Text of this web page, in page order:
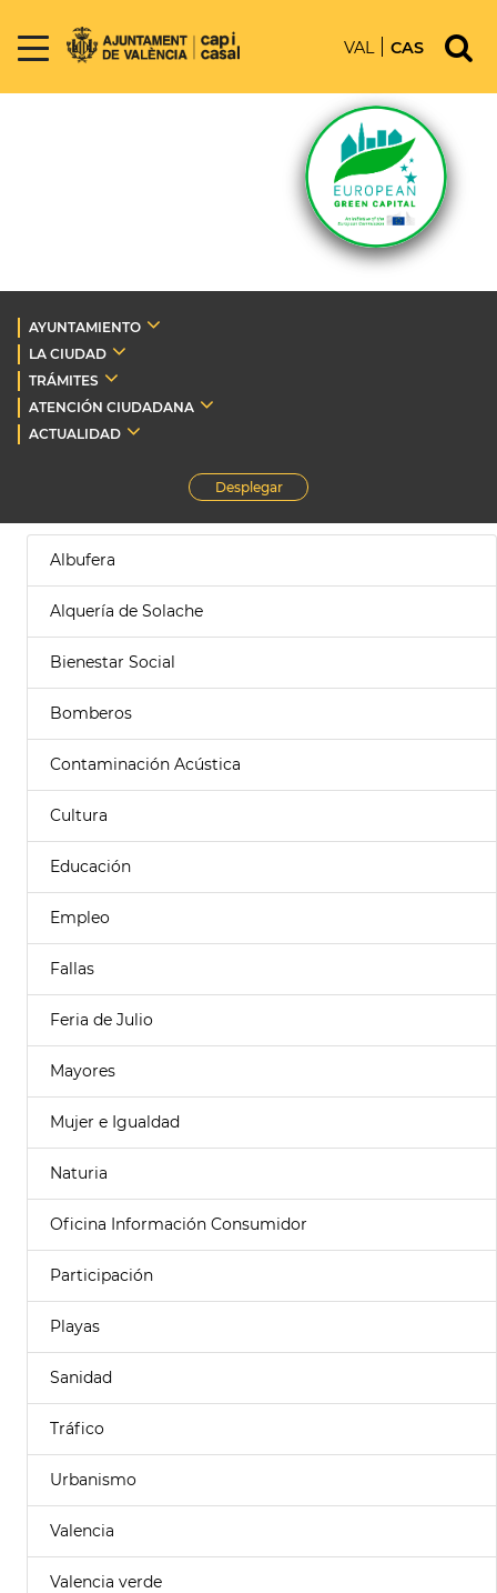
VAL CAS
AYUNTAMIENTO
LA CIUDAD
TRÁMITES
ATENCIÓN CIUDADANA
ACTUALIDAD
Desplegar
Albufera
Alquería de Solache
Bienestar Social
Bomberos
Contaminación Acústica
Cultura
Educación
Empleo
Fallas
Feria de Julio
Mayores
Mujer e Igualdad
Naturia
Oficina Información Consumidor
Participación
Playas
Sanidad
Tráfico
Urbanismo
Valencia
Valencia verde